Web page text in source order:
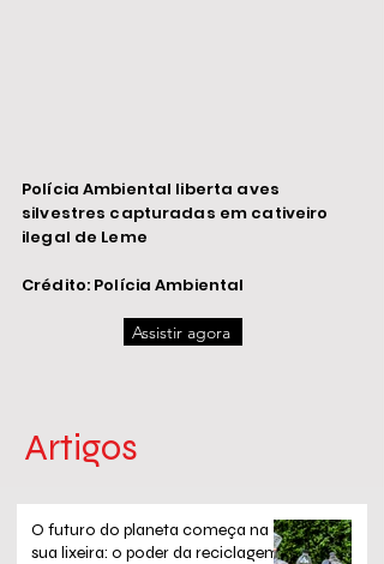
Polícia Ambiental liberta aves
silvestres capturadas em cativeiro
ilegal de Leme
Crédito: Polícia Ambiental
Assistir agora
Artigos
O futuro do planeta começa na
sua lixeira: o poder da reciclagem